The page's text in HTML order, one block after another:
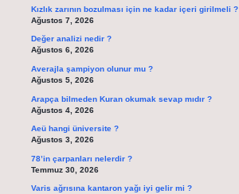
Kızlık zarının bozulması için ne kadar içeri girilmeli ?
Ağustos 7, 2026
Değer analizi nedir ?
Ağustos 6, 2026
Averajla şampiyon olunur mu ?
Ağustos 5, 2026
Arapça bilmeden Kuran okumak sevap mıdır ?
Ağustos 4, 2026
Aeü hangi üniversite ?
Ağustos 3, 2026
78’in çarpanları nelerdir ?
Temmuz 30, 2026
Varis ağrısına kantaron yağı iyi gelir mi ?